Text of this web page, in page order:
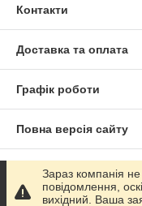
Контакти
Доставка та оплата
Графік роботи
Повна версія сайту
Сайт створено на
Зараз компанія
повідомлення,
вихідний. Ваша